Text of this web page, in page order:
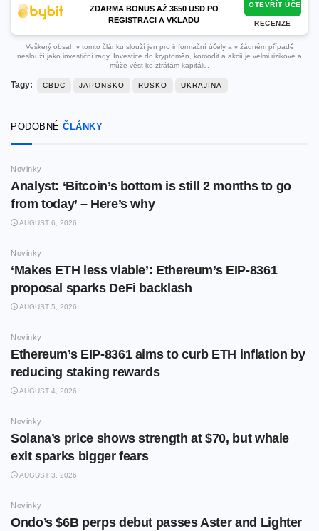
ZDARMA BONUS AŽ 3650 USD PO
REGISTRACI A VKLADU
OTEVŘÍT ÚČET
RECENZE
Veškerý obsah v tomto článku slouží jen pro informační účely a v žádném případě
neslouží jako investiční rady. Investice do kryptoměn, komodit a akcií je velmi rizikové a
může vést ke ztrátám kapitálu.
Tagy: CBDC JAPONSKO RUSKO UKRAJINA
PODOBNÉ ČLÁNKY
Novinky
Analyst: ‘Bitcoin’s bottom is still 2 months to go
from today’ – Here’s why
AUGUST 6, 2026
Novinky
‘Makes ETH less viable’: Ethereum’s EIP-8361
proposal sparks DeFi backlash
AUGUST 5, 2026
Novinky
Ethereum’s EIP-8361 aims to curb ETH inflation by
reducing staking rewards
AUGUST 4, 2026
Novinky
Solana’s price shows strength at $70, but whale
exit sparks bigger fears
AUGUST 3, 2026
Novinky
Ondo’s $6B perps debut passes Aster and Lighter